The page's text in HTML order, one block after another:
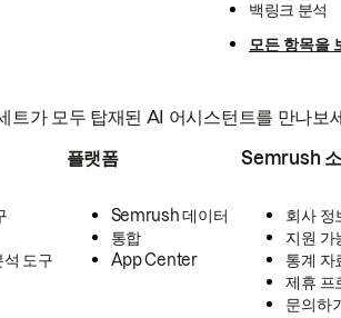
백링크 분석
모든 항목을
트가 모두 탑재된 AI 어시스턴트를 만나보
도구
플랫폼
Semrush 데이터
통합
App Center
Semrush
회사 정
지원 가
통계 자
제휴 프
문의하